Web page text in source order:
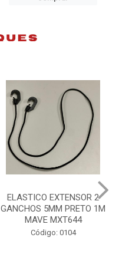
ELASTICO EXTENSOR 2
GANCHOS 5MM PRETO 1M
MAVE MXT644
Código: 0104